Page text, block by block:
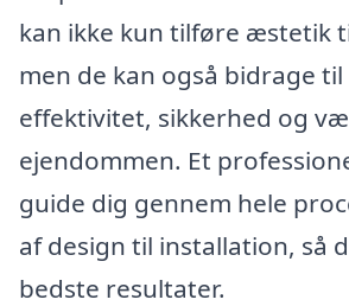
kan ikke kun tilføre æstetik
men de kan også bidrage
effektivitet, sikkerhed og
ejendommen. Et
guide dig gennem hele
af design til installation, så
bedste resultater.